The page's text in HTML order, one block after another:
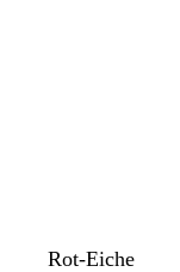
Rot-Eiche